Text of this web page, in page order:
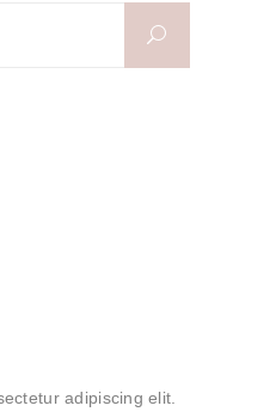
adipiscing elit.